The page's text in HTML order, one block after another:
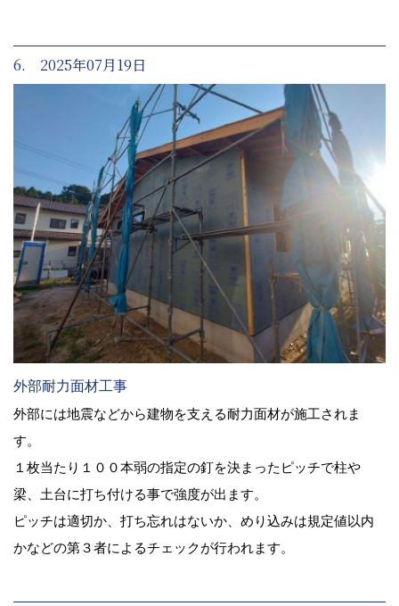
6. 2025年07月19日
外部耐力面材工事
外部には地震などから建物を支える耐力面材が施工されま
す。
１枚当たり１００本弱の指定の釘を決まったピッチで柱や
梁、土台に打ち付ける事で強度が出ます。
ピッチは適切か、打ち忘れはないか、めり込みは規定値以内
かなどの第３者によるチェックが行われます。